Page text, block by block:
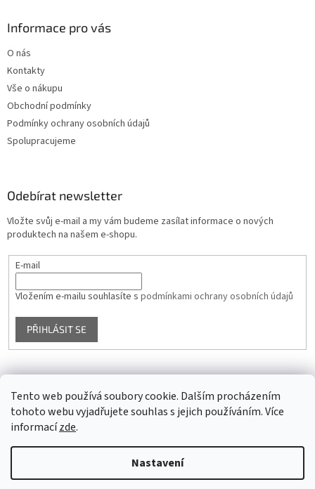
Tento web používá soubory cookie. Dalším procházením
tohoto webu vyjadřujete souhlas s jejich používáním. Více
informacízde.
Nastavení
Informace pro vás
O nás
Kontakty
Vše o nákupu
Obchodní podmínky
Podmínky ochrany osobních údajů
Spolupracujeme
Odebírat newsletter
Vložte svůj e-mail a my vám budeme zasílat informace o nových
produktech na našem e-shopu.
E-mail
Vložením e-mailu souhlasíte s podmínkami ochrany osobních údajů
PŘIHLÁSIT SE
Facebook